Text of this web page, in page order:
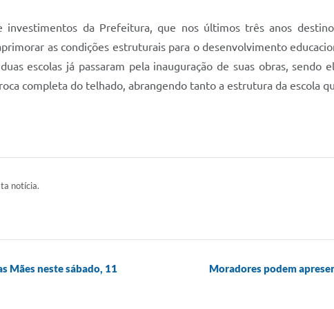
investimentos da Prefeitura, que nos últimos três anos
as condições estruturais para o desenvolvimento
escolas já passaram pela inauguração de suas obras, sendo
completa do telhado, abrangendo tanto a estrutura da escola
notícia.
Mães neste sábado, 11 Moradores podem